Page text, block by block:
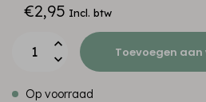
€2,95 Incl. btw
Toevoegen
Op voorraad